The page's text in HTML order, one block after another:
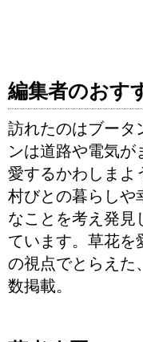
編集者のおす
訪れたのはブータ
ンは道路や電気が
愛するかわしまよ
村びとの暮らしや
なことを考え発見
ています。草花を
の視点でとらえた
数掲載。